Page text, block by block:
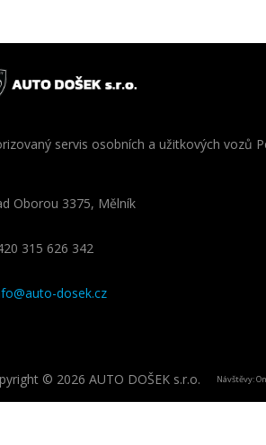
© 2026 AUTO DOŠEK s.r.o. Návštěvy:
servis osobních a užitkových vozů
Oborou 3375, Mělník
315 626 342
dosek.cz